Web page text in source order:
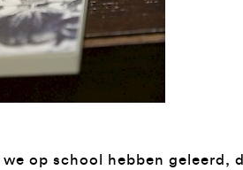
op school hebben geleerd,